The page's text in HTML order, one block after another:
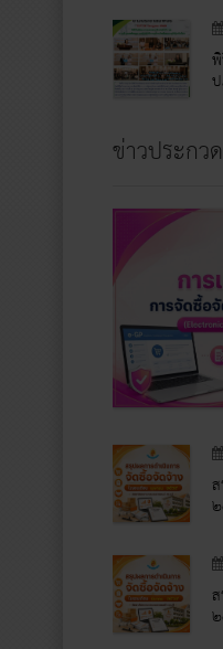
ข่าวประกว